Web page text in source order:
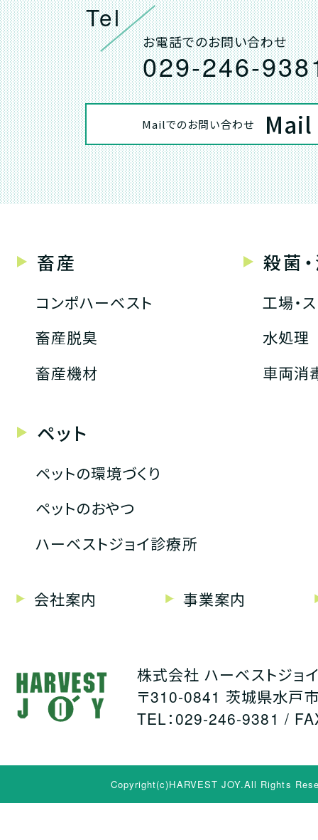
Tel
お電話でのお問い合わせ
029-246-
Mailでのお問い合わせ Mail
畜産
コンポハーベスト
畜産脱臭
畜産機材
殺菌
工場・
水処理
車両消
ペット
ペットの環境づくり
ペットのおやつ
ハーベストジョイ診療所
会社案内 事業案内
株式会社 ハーベストジョ
〒310-0841 茨城県水戸
TEL：029-246-9381 /
Copyright(c)HARVEST JOY.All Rights